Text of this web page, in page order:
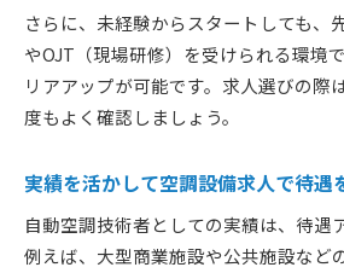
さらに、未経験からスタートしても、
やOJT（現場研修）を受けられる環境
リアアップが可能です。求人選びの際
度もよく確認しましょう。
実績を活かして空調設備求人で待遇
自動空調技術者としての実績は、待遇
例えば、大型商業施設や公共施設など